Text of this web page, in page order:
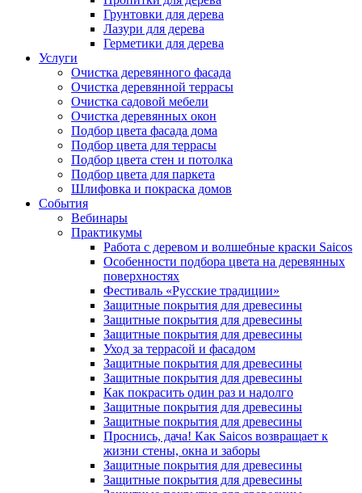
Грунтовки для дерева
Лазури для дерева
Герметики для дерева
Услуги
Очистка деревянного фасада
Очистка деревянной террасы
Очистка садовой мебели
Очистка деревянных окон
Подбор цвета фасада дома
Подбор цвета для террасы
Подбор цвета стен и потолка
Подбор цвета для паркета
Шлифовка и покраска домов
События
Вебинары
Практикумы
Работа с деревом и волшебные краски Saicos
Особенности подбора цвета на деревянных
поверхностях
Фестиваль «Русские традиции»
Защитные покрытия для древесины
Защитные покрытия для древесины
Защитные покрытия для древесины
Уход за террасой и фасадом
Защитные покрытия для древесины
Защитные покрытия для древесины
Как покрасить один раз и надолго
Защитные покрытия для древесины
Защитные покрытия для древесины
Проснись, дача! Как Saicos возвращает к
жизни стены, окна и заборы
Защитные покрытия для древесины
Защитные покрытия для древесины